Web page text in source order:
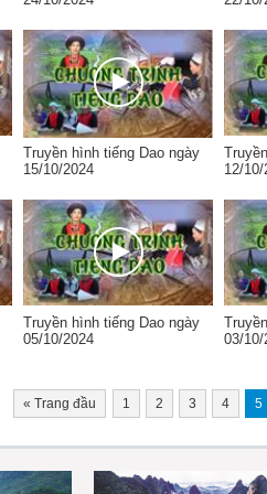
Truyền hình tiếng Dao ngày
15/10/2024
12/10/
Truyền hình tiếng Dao ngày
05/10/2024
03/10/
« Trang đầu 1 2 3 4 5